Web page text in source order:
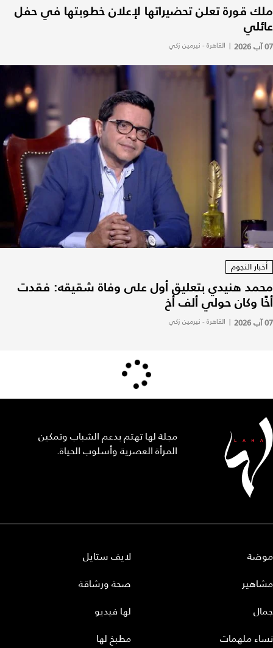
ملك قورة تعلن تحضيراتها لإعلان خطوبتها في حفل
عائلي
07 آب 2026 | القاهرة - نيرمين زكي
أخبار النجوم
محمد هنيدي بتعليق أول على وفاة شقيقه: فقدت
أخًا وكان حولي ألف أخ
07 آب 2026 | القاهرة - نيرمين زكي
مجلة لها تهتم بدعم الشباب وتمكين
المرأة العصرية وأسلوب الحياة.
موضة
مشاهير
جمال
نساء ملهمات
لايف ستايل
صحة ورشاقة
لها فيديو
مطبخ لها